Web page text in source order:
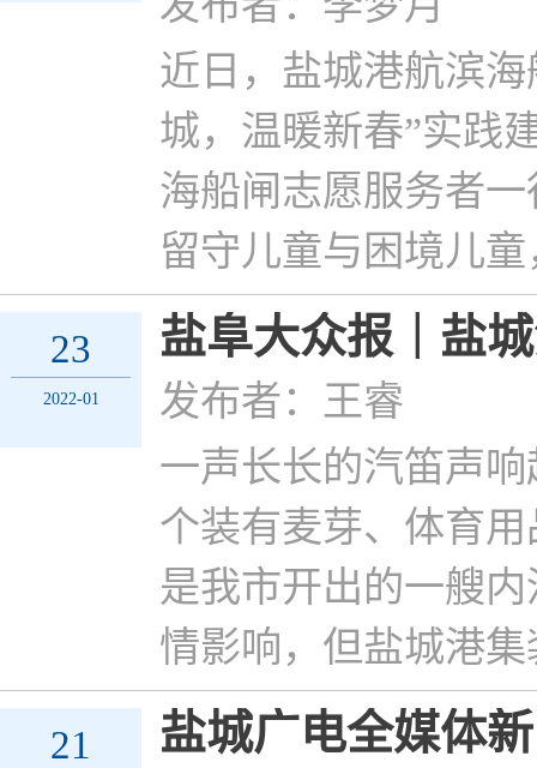
近日，盐城港航滨
城，温暖新春”实践
海船闸志愿服务者
留守儿童与困境儿
23
2022-01
盐阜大众报｜盐
发布者：王睿
一声长长的汽笛声
个装有麦芽、体育
是我市开出的一艘
情影响，但盐城港
21 盐城广电全媒体